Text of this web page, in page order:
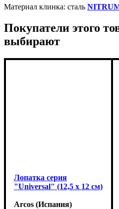
Материал клинка: сталь
Покупатели этого
выбирают
Лопатка серия
"Universal" (12,5 х 12 см)
Arcos (Испания)